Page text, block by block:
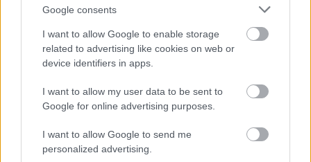
Google consents
I want to allow Google to enable storage
related to advertising like cookies on web or
device identifiers in apps.
I want to allow my user data to be sent to
Google for online advertising purposes.
I want to allow Google to send me
personalized advertising.
büntetéseket.
Oscar Drog Színészek Lavór